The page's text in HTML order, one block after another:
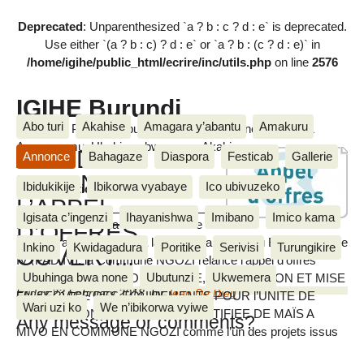
Deprecated: Unparenthesized `a ? b : c ? d : e` is deprecated.
Use either `(a ? b : c) ? d : e` or `a ? b : (c ? d : e)` in
/home/igihe/public_html/ecrire/inc/utils.phpon line 2576
IGIHE Burundi
Amakuru, Poritike, Ubutunzi, Diaspora, Inkino, Muzika &
Amasanamu, Ubuhinga bwa none, Akahise......
Abo turi Akahise Amagara y’abantu Amakuru
Annonce Bahagaze Diaspora Festicab Gallerie
Ibidukikije Ibikorwa vyabaye Ico ubivuzeko
Igisata c’ingenzi Ihayanishwa Imibano Imico kama
Inkino Kwidagadura Poritike Serivisi Turungikire
Ubuhinga bwa none Ubutunzi Ukwemera
Wari uzi ko We n’ibikorwa vyiwe
AVIS DE
RELANCE DE
L’APPEL
D’OFFRES
OUVERT...
Friday 23 February 2018,byJean De Dieu
0. Introduction
Dans le cadre de la mise en œuvre
du Programme d’Appui à la Décentralisation au Burundi, phase
IV (PAD IV), la Commune NGOZI relance l‘appel d’offres
international pour la FOURNITURE, INSTALLATION ET MISE
EN SERVICE DES EQUIPEMENTS POUR l’UNITE DE
PRODUCTION DE LA FARINE FORTIFIEE DE MAÏS A
MIVO EN COMMUNE NGOZI comme l’un des projets issus
IGIHE
Any message or comments?